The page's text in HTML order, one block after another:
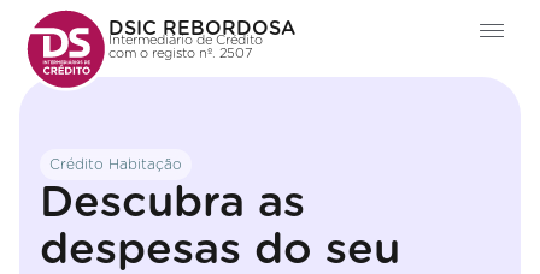
DSIC REBORDOSA
Intermediário de Crédito
com o registo nº. 2507
Crédito Habitação
Descubra as
despesas do seu